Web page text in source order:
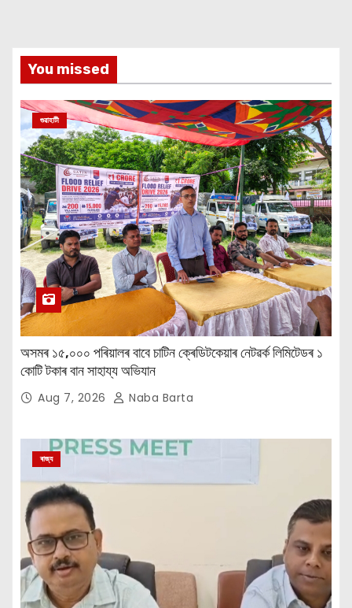
You missed
গুৱাহাটী
অসমৰ ১৫,০০০ পৰিয়ালৰ বাবে চাটিন ক্ৰেডিটকেয়াৰ নেটৱৰ্ক লিমিটেডৰ ১
কোটি টকাৰ বান সাহায্য অভিযান
Aug 7, 2026 Naba Barta
ৰাজ্য